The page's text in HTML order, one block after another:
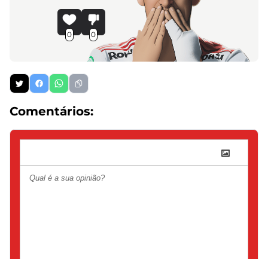
0 0
Comentários: